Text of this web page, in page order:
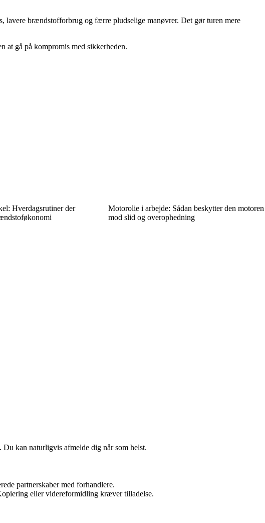
lavere brændstofforbrug og færre pludselige manøvrer. Det gør turen mere
at gå på kompromis med sikkerheden.
Hverdagsrutiner der
Motorolie i arbejde: Sådan beskytter den motoren
mod slid og overophedning
kan naturligvis afmelde dig når som helst.
partnerskaber med forhandlere.
eller videreformidling kræver tilladelse.